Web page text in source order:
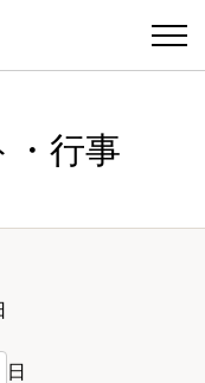
・行事
日